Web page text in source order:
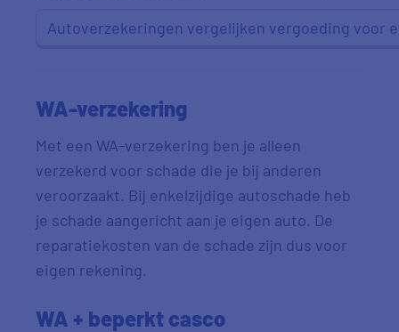
Autoverzekeringen vergelijken vergoeding voor
WA-verzekering
Met een WA-verzekering ben je alleen
verzekerd voor schade die je bij anderen
veroorzaakt. Bij enkelzijdige autoschade heb
je schade aangericht aan je eigen auto. De
reparatiekosten van de schade zijn dus voor
eigen rekening.
WA + beperkt casco